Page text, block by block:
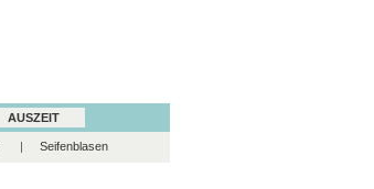
AUSZEIT
Seifenblasen